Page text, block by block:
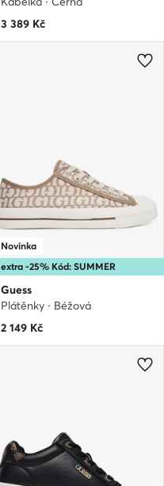
3 389 Kč
extra -25% Kód: SUMMER
Novinka
Guess
Plátěnky · Béžová
2 149 Kč